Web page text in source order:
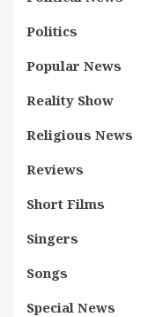
Politics
Popular News
Reality Show
Religious News
Reviews
Short Films
Singers
Songs
Special News